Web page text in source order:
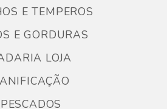
E TEMPEROS
E GORDURAS
LOJA
PESCADOS